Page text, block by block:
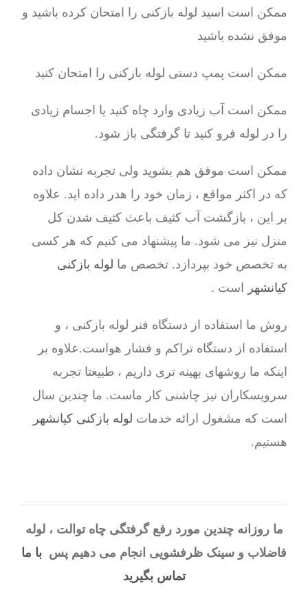
ممکن است اسید لوله بازکنی را امتحان کرده باشید و
موفق نشده باشید
ممکن است پمپ دستی لوله بازکنی را امتحان کنید
ممکن است آب زیادی وارد چاه کنید یا اجسام زیادی
را در لوله فرو کنید تا گرفتگی باز شود.
ممکن است موفق هم بشوید ولی تجربه نشان داده
که در اکثر مواقع ، زمان خود را هدر داده اید. علاوه
بر این ، بازگشت آب کثیف باعث کثیف شدن کل
منزل نیز می شود. ما پیشنهاد می کنیم که هر کسی
به تخصص خود بپردازد. تخصص ما لوله بازکنی
کیانشهر
است .
روش ما استفاده از دستگاه فنر لوله بازکنی ، و
استفاده از دستگاه تراکم و فشار هواست.علاوه بر
اینکه ما روشهای بهینه تری داریم ، طبیعتا تجربه
سرویسکاران نیز چاشنی کار ماست. ما چندین سال
است که مشغول ارائه خدمات لوله بازکنی کیانشهر
هستیم.
ما روزانه چندین مورد رفع گرفتگی چاه توالت ، لوله
فاضلاب و سینک ظرفشویی انجام می دهیم پس با ما
تماس بگیرید